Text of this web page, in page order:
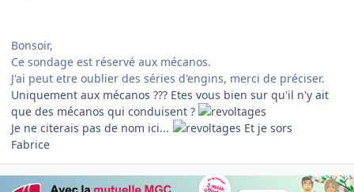
Bonsoir,
Ce sondage est réservé aux mécanos.
J'ai peut etre oublier des séries d'engins, merci de préciser.
Uniquement aux mécanos ??? Etes vous bien sur qu'il n'y ait
que des mécanos qui conduisent ?
Je ne citerais pas de nom ici...
Et je sors
Fabrice